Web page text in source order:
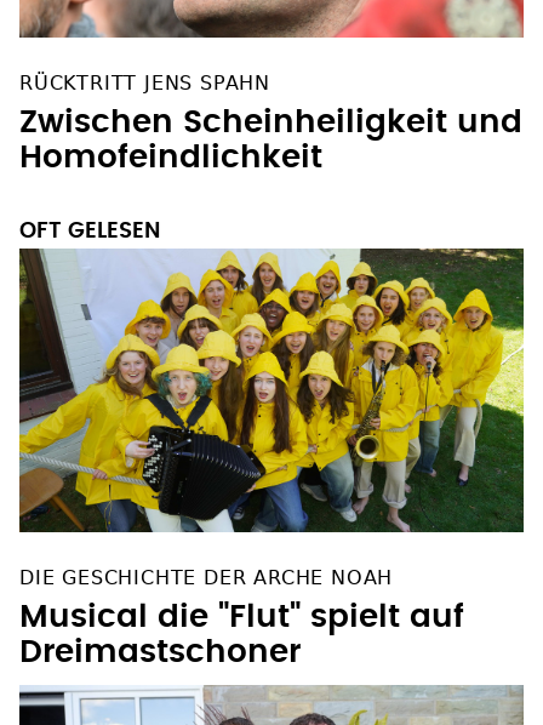
RÜCKTRITT JENS SPAHN
Zwischen Scheinheiligkeit und
Homofeindlichkeit
OFT GELESEN
DIE GESCHICHTE DER ARCHE NOAH
Musical die "Flut" spielt auf
Dreimastschoner